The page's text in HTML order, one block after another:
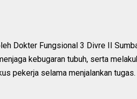
Dokter Fungsional 3 Divre II
kebugaran tubuh, serta
pekerja selama menjalankan tugas.